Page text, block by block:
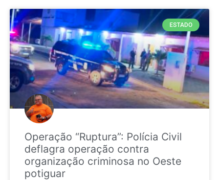
ESTADO
Operação “Ruptura”: Polícia Civil
deflagra operação contra
organização criminosa no Oeste
potiguar